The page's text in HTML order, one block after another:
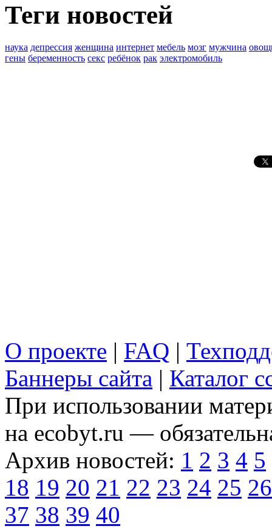
Теги новостей
наука депрессия женщина интернет мебель мозг мужчина
гены беременность секс ребёнок рак электромобиль
О проекте | FAQ |
Баннеры сайта | Каталог
При использовании
на ecobyt.ru —
Архив новостей: 1 2 3 4 5
18 19 20 21 22 23 24 25 26
37 38 39 40